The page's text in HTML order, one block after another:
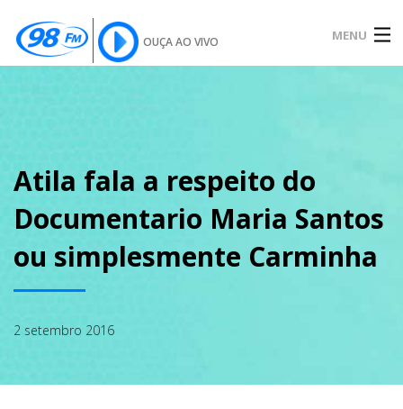
OUÇA AO VIVO MENU
SOBRE
Atila fala a respeito do
Documentario Maria Santos
ou simplesmente Carminha
2 setembro 2016